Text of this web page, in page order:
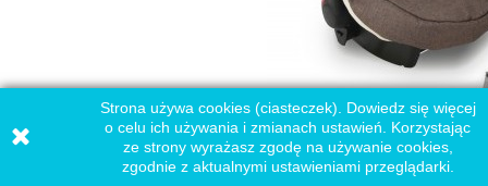
Strona używa cookies (ciasteczek). Dowiedz się więcej
o celu ich używania i zmianach ustawień. Korzystając
ze strony wyrażasz zgodę na używanie cookies,
zgodnie z aktualnymi ustawieniami przeglądarki.